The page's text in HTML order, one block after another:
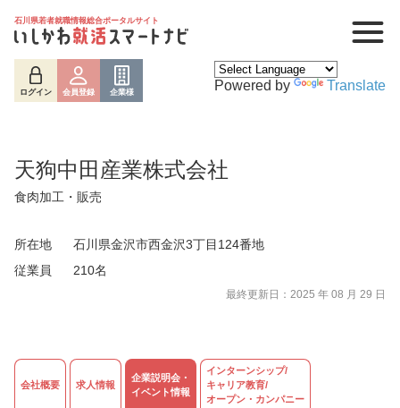
石川県若者就職情報総合ポータルサイト
ログイン 会員登録 企業様 Powered by Translate
天狗中田産業株式会社
食肉加工・販売
所在地
石川県金沢市西金沢3丁目124番地
従業員
210名
最終更新日：2025 年 08 月 29 日
会社概要 求人情報
企業説明会・
イベント情報
インターンシップ/
キャリア教育/
オープン・カンパニー